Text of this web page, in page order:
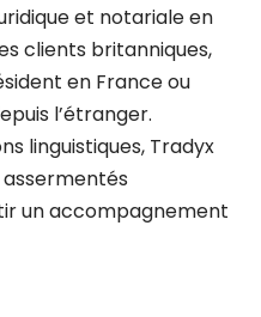
et notariale en
clients britanniques,
en France ou
l’étranger.
linguistiques, Tradyx
un accompagnement